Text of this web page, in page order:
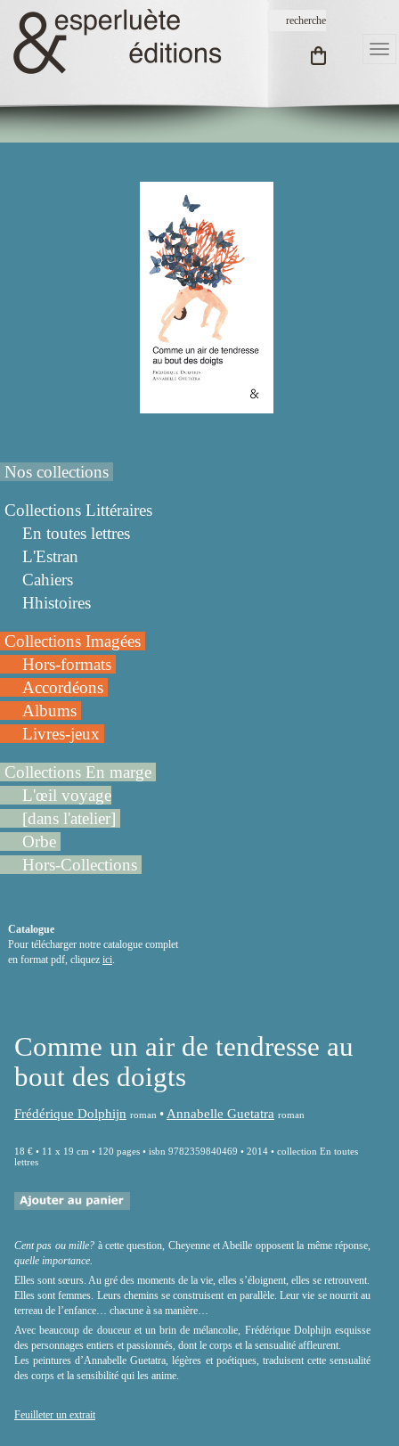
Nos collections
Collections Littéraires
En toutes lettres
L'Estran
Cahiers
Hhistoires
Collections Imagées
Hors-formats
Accordéons
Albums
Livres-jeux
Collections En marge
L'œil voyage
[dans l'atelier]
Orbe
Hors-Collections
Catalogue
Pour télécharger notre catalogue complet
en format pdf, cliquez ici
Comme un air de tendresse au
bout des doigts
Frédérique Dolphijn roman • Annabelle Guetatra roman
18 € • 11 x 19 cm • 120 pages • isbn 9782359840469 • 2014 • collection En toutes
lettres
Cent pas ou mille? à cette question, Cheyenne et Abeille opposent la même réponse,
quelle importance.
Elles sont sœurs. Au gré des moments de la vie, elles s’éloignent, elles se retrouvent.
Elles sont femmes. Leurs chemins se construisent en parallèle. Leur vie se nourrit au
terreau de l’enfance… chacune à sa manière…
Avec beaucoup de douceur et un brin de mélancolie, Frédérique Dolphijn esquisse
des personnages entiers et passionnés, dont le corps et la sensualité affleurent.
Les peintures d’Annabelle Guetatra, légères et poétiques, traduisent cette sensualité
des corps et la sensibilité qui les anime.
Feuilleter un extrait